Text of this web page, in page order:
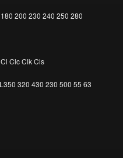
200 230 240 250 280
Clc Clk Cls
320 430 230 500 55 63